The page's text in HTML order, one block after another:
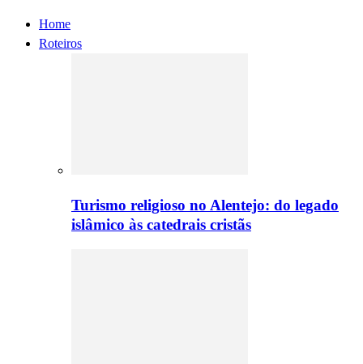
Home
Roteiros
Turismo religioso no Alentejo: do legado
islâmico às catedrais cristãs